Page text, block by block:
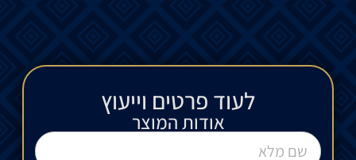
לעוד פרטים וייעוץ​
אודות המוצר